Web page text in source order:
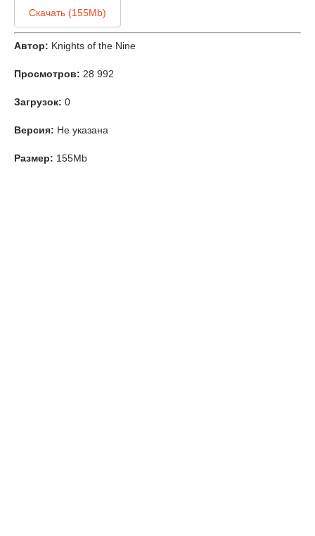
Скачать (155Mb)
Автор: Knights of the Nine
Просмотров: 28 992
Загрузок: 0
Версия: Не указана
Размер: 155Mb